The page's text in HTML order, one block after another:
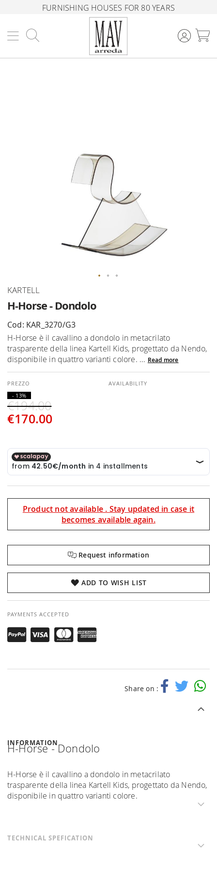
FURNISHING HOUSES FOR 80 YEARS
H-Horse - Dondolo
KARTELL
Cod: KAR_3270/G3
H-Horse è il cavallino a dondolo in metacrilato
trasparente della linea Kartell Kids, progettato da Nendo,
disponibile in quattro varianti colore. ... Read more
€170.00
€194.00
- 13%
AVAILABILITY
Product not available . Stay updated in case it
becomes available again.
Request information
ADD TO WISH LIST
PAYMENTS ACCEPTED
Share on :
Skip
the
beginning
of
the
images
gallery
INFORMATION
H-Horse - Dondolo
H-Horse è il cavallino a dondolo in metacrilato
trasparente della linea Kartell Kids, progettato da Nendo,
disponibile in quattro varianti colore.
TECHNICAL SPEFICATION